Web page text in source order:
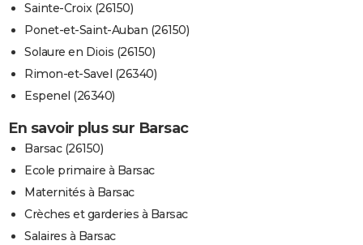
Sainte-Croix (26150)
Ponet-et-Saint-Auban (26150)
Solaure en Diois (26150)
Rimon-et-Savel (26340)
Espenel (26340)
En savoir plus sur Barsac
Barsac (26150)
Ecole primaire à Barsac
Maternités à Barsac
Crèches et garderies à Barsac
Salaires à Barsac